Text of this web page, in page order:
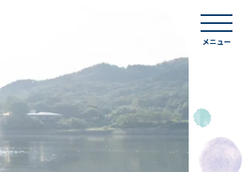
メニュー